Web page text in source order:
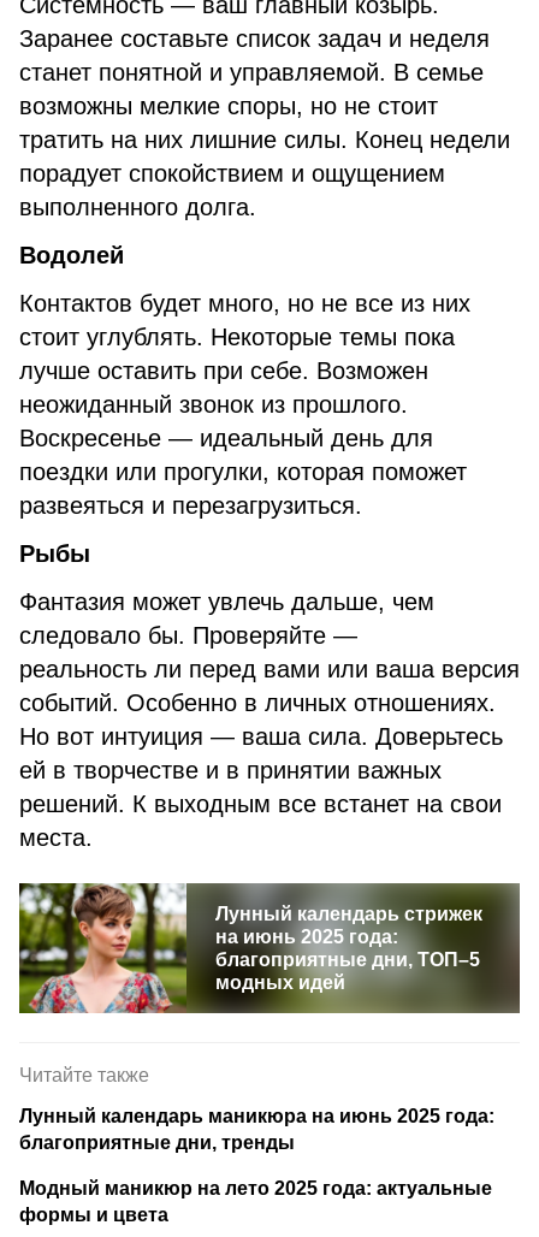
Заранее составьте список задач и неделя
станет понятной и управляемой. В семье
возможны мелкие споры, но не стоит
тратить на них лишние силы. Конец недели
порадует спокойствием и ощущением
выполненного долга.
Водолей
Контактов будет много, но не все из них
стоит углублять. Некоторые темы пока
лучше оставить при себе. Возможен
неожиданный звонок из прошлого.
Воскресенье — идеальный день для
поездки или прогулки, которая поможет
развеяться и перезагрузиться.
Рыбы
Фантазия может увлечь дальше, чем
следовало бы. Проверяйте —
реальность ли перед вами или ваша версия
событий. Особенно в личных отношениях.
Но вот интуиция — ваша сила. Доверьтесь
ей в творчестве и в принятии важных
решений. К выходным все встанет на свои
места.
Лунный календарь стрижек
на июнь 2025 года:
благоприятные дни, ТОП–5
модных идей
Читайте также
Лунный календарь маникюра на июнь 2025 года:
благоприятные дни, тренды
Модный маникюр на лето 2025 года: актуальные
формы и цвета